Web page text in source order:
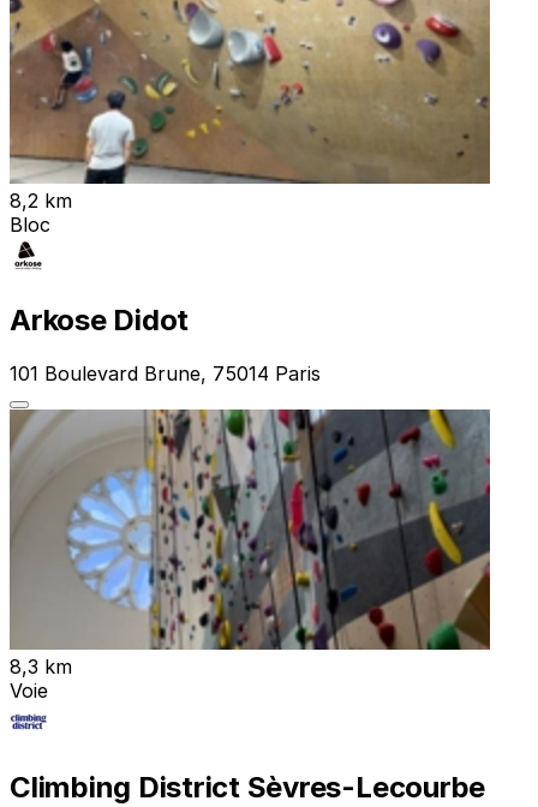
8,2 km
Bloc
Arkose Didot
101 Boulevard Brune, 75014 Paris
8,3 km
Voie
Climbing District Sèvres-Lecourbe